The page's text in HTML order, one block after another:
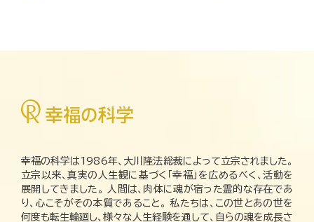
幸福の科学は1986年、大川隆法総裁によって立宗されました。
立宗以来、真実の人生観に基づく「幸福」を広めるべく、活動を
展開してきました。 人間は、肉体に魂が宿った霊的な存在であ
り、心こそがその本質であること。 私たちは、この世とあの世を
何度も転生輪廻し、様々な人生経験を通して、自らの魂を成長さ